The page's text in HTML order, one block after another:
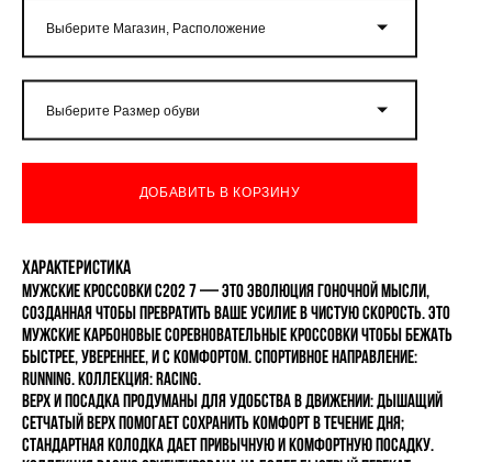
Выберите Магазин, Расположение
Выберите Размер обуви
ДОБАВИТЬ В КОРЗИНУ
Характеристика
Мужские кроссовки C202 7 — это эволюция гоночной мысли,
созданная чтобы превратить ваше усилие в чистую скорость. Это
мужские карбоновые соревновательные кроссовки чтобы бежать
быстрее, увереннее, и с комфортом. Спортивное направление:
Running. Коллекция: RACING.
Верх и посадка продуманы для удобства в движении: дышащий
сетчатый верх помогает сохранить комфорт в течение дня;
стандартная колодка дает привычную и комфортную посадку.